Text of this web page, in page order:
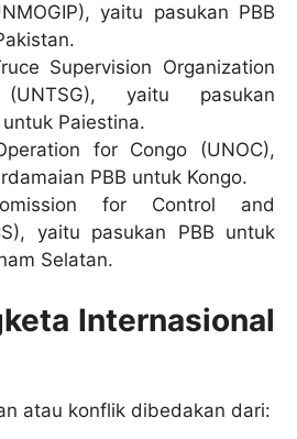
yaitu pasukan PBB
Supervision Organization
yaitu pasukan
Paiestina.
for Congo (UNOC),
PBB untuk Kongo.
for Control and
yaitu pasukan PBB untuk
Selatan.
Internasional
atau konflik dibedakan dari: